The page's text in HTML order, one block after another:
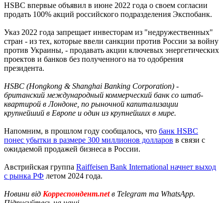
HSBC впервые объявил в июне 2022 года о своем согласии
продать 100% акций российского подразделения Экспобанк.
Указ 2022 года запрещает инвесторам из "недружественных"
стран - из тех, которые ввели санкции против России за войну
против Украины, - продавать акции ключевых энергетических
проектов и банков без полученного на то одобрения
президента.
HSBC (Hongkong & Shanghai Banking Corporation) -
британский международный коммерческий банк со штаб-
квартирой в Лондоне, по рыночной капитализации
крупнейший в Европе и один из крупнейших в мире.
Напомним, в прошлом году сообщалось, что банк HSBC
понес убытки в размере 300 миллионов долларов в связи с
ожидаемой продажей бизнеса в России.
Австрийская группа Raiffeisen Bank International начнет выход
с рынка РФ летом 2024 года.
Новини від Корреспондент.netв Telegram та WhatsApp.